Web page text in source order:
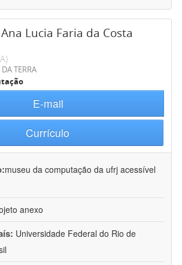
Ana Lucia Faria da Costa
TERRA
E-mail
Currículo
museu da computação da ufrj acessível
anexo
Universidade Federal do Rio de